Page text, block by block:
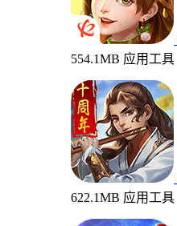
554.1MB 应用工具
622.1MB 应用工具